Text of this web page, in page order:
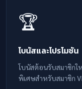
🏆
โบนัสและโปรโมชัน
โบนัสต้อนรับสมาชิกใ
พิเศษสำหรับสมาชิก